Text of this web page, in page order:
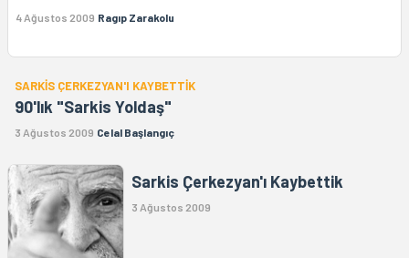
4 Ağustos 2009 Ragıp Zarakolu
SARKİS ÇERKEZYAN'I KAYBETTİK
90'lık "Sarkis Yoldaş"
3 Ağustos 2009 Celal Başlangıç
Sarkis Çerkezyan'ı Kaybettik
3 Ağustos 2009